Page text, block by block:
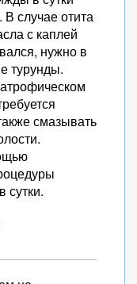
случае отита
с каплей
нужно в
турунды.
смазывать
сутки.